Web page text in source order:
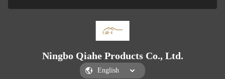
Ningbo Qiahe Products Co., Ltd.